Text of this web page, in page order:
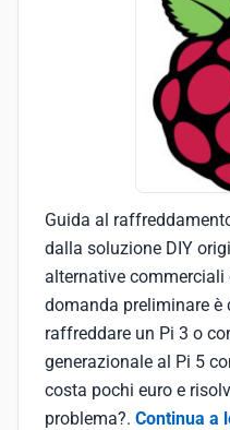
Guida al
dalla soluzione DIY
alternative commerciali
domanda preliminare è
raffreddare un Pi 3 o
generazionale al Pi 5
costa pochi euro e
problema?. Continua a